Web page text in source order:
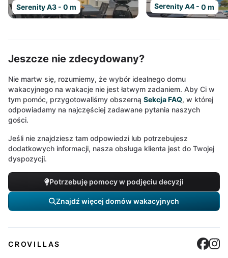
Serenity A3 - 0 m Serenity A4 - 0 m
Jeszcze nie zdecydowany?
Nie martw się, rozumiemy, że wybór idealnego domu
wakacyjnego na wakacje nie jest łatwym zadaniem. Aby Ci w
tym pomóc, przygotowaliśmy obszerną Sekcja FAQ, w której
odpowiadamy na najczęściej zadawane pytania naszych
gości.
Jeśli nie znajdziesz tam odpowiedzi lub potrzebujesz
dodatkowych informacji, nasza obsługa klienta jest do Twojej
dyspozycji.
Potrzebuję pomocy w podjęciu decyzji
Znajdź więcej domów wakacyjnych
CROVILLAS